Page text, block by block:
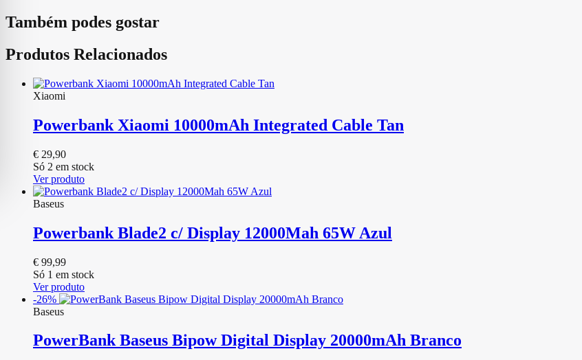
Também podes gostar
Produtos Relacionados
Xiaomi
Powerbank Xiaomi 10000mAh Integrated Cable Tan
€ 29,90
Só 2 em stock
Ver produto
Baseus
Powerbank Blade2 c/ Display 12000Mah 65W Azul
€ 99,99
Só 1 em stock
Ver produto
-26%
Baseus
PowerBank Baseus Bipow Digital Display 20000mAh Branco